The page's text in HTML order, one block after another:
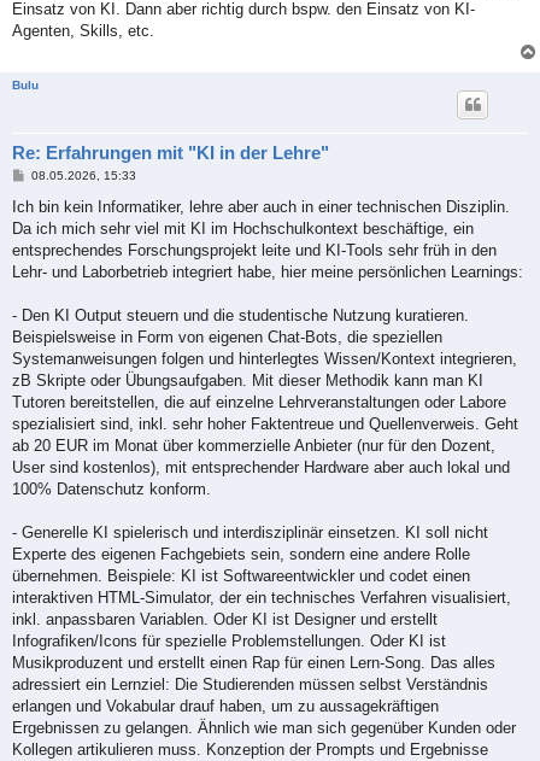
Einsatz von KI. Dann aber richtig durch bspw. den Einsatz von KI-
Agenten, Skills, etc.
Bulu
Re: Erfahrungen mit "KI in der Lehre"
B
i
r
a
08.05.2026, 15:33
Ich bin kein Informatiker, lehre aber auch in einer technischen Disziplin.
Da ich mich sehr viel mit KI im Hochschulkontext beschäftige, ein
entsprechendes Forschungsprojekt leite und KI-Tools sehr früh in den
Lehr- und Laborbetrieb integriert habe, hier meine persönlichen Learnings:
- Den KI Output steuern und die studentische Nutzung kuratieren.
Beispielsweise in Form von eigenen Chat-Bots, die speziellen
Systemanweisungen folgen und hinterlegtes Wissen/Kontext integrieren,
zB Skripte oder Übungsaufgaben. Mit dieser Methodik kann man KI
Tutoren bereitstellen, die auf einzelne Lehrveranstaltungen oder Labore
spezialisiert sind, inkl. sehr hoher Faktentreue und Quellenverweis. Geht
ab 20 EUR im Monat über kommerzielle Anbieter (nur für den Dozent,
User sind kostenlos), mit entsprechender Hardware aber auch lokal und
100% Datenschutz konform.
- Generelle KI spielerisch und interdisziplinär einsetzen. KI soll nicht
Experte des eigenen Fachgebiets sein, sondern eine andere Rolle
übernehmen. Beispiele: KI ist Softwareentwickler und codet einen
interaktiven HTML-Simulator, der ein technisches Verfahren visualisiert,
inkl. anpassbaren Variablen. Oder KI ist Designer und erstellt
Infografiken/Icons für spezielle Problemstellungen. Oder KI ist
Musikproduzent und erstellt einen Rap für einen Lern-Song. Das alles
adressiert ein Lernziel: Die Studierenden müssen selbst Verständnis
erlangen und Vokabular drauf haben, um zu aussagekräftigen
Ergebnissen zu gelangen. Ähnlich wie man sich gegenüber Kunden oder
Kollegen artikulieren muss. Konzeption der Prompts und Ergebnisse